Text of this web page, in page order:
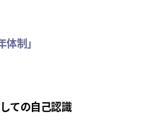
制」
ての自己認識